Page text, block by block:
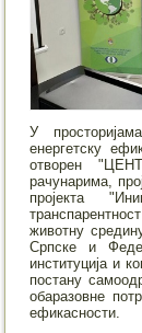
У
енергетску
отворен
рачунарима,
пројекта
животну
Српске и
институција и
постану
обаразовне
ефикасности.